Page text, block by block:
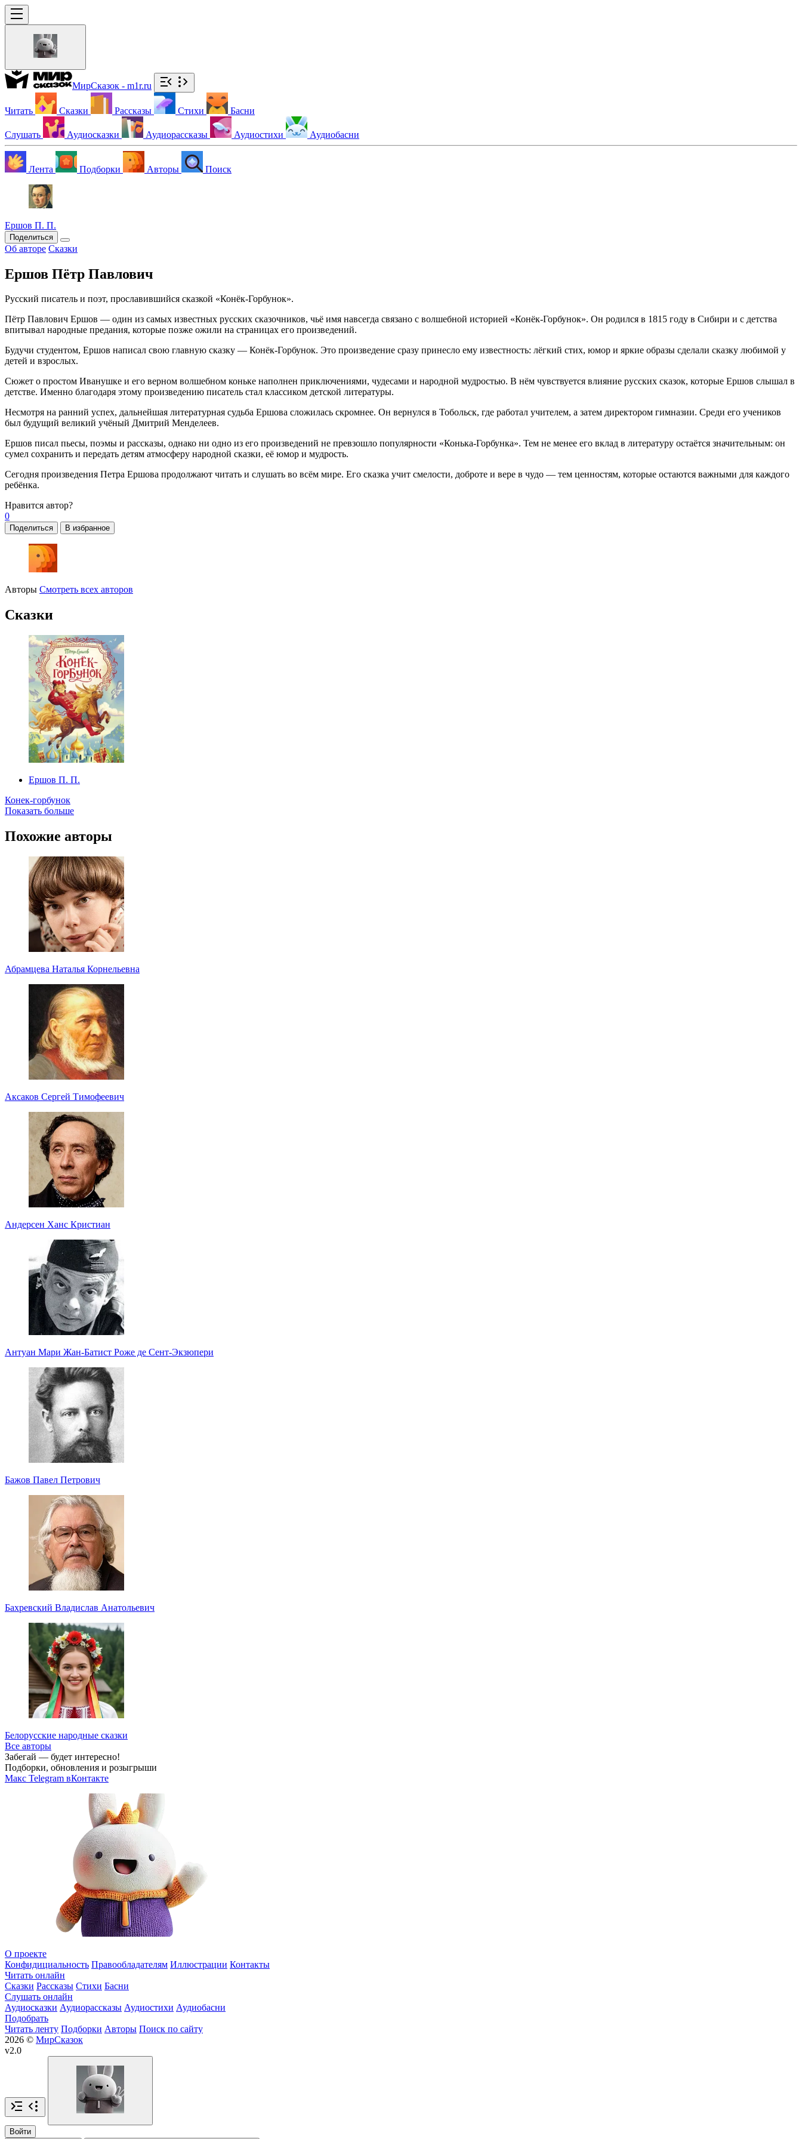
МирСказок - m1r.ru
Читать Сказки Рассказы Стихи Басни
Слушать Аудиосказки Аудиорассказы Аудиостихи Аудиобасни
Лента Подборки Авторы Поиск
Ершов П. П.
Поделиться
Об авторе Сказки
Ершов Пётр Павлович
Русский писатель и поэт, прославившийся сказкой «Конёк-Горбунок».
Пётр Павлович Ершов — один из самых известных русских сказочников, чьё имя навсегда связано с волшебной историей «Конёк-Горбунок». Он родился в 1815 году в Сибири и с детства
впитывал народные предания, которые позже ожили на страницах его произведений.
Будучи студентом, Ершов написал свою главную сказку — Конёк-Горбунок. Это произведение сразу принесло ему известность: лёгкий стих, юмор и яркие образы сделали сказку любимой у
детей и взрослых.
Сюжет о простом Иванушке и его верном волшебном коньке наполнен приключениями, чудесами и народной мудростью. В нём чувствуется влияние русских сказок, которые Ершов слышал в
детстве. Именно благодаря этому произведению писатель стал классиком детской литературы.
Несмотря на ранний успех, дальнейшая литературная судьба Ершова сложилась скромнее. Он вернулся в Тобольск, где работал учителем, а затем директором гимназии. Среди его учеников
был будущий великий учёный Дмитрий Менделеев.
Ершов писал пьесы, поэмы и рассказы, однако ни одно из его произведений не превзошло популярности «Конька-Горбунка». Тем не менее его вклад в литературу остаётся значительным: он
сумел сохранить и передать детям атмосферу народной сказки, её юмор и мудрость.
Сегодня произведения Петра Ершова продолжают читать и слушать во всём мире. Его сказка учит смелости, доброте и вере в чудо — тем ценностям, которые остаются важными для каждого
ребёнка.
Нравится автор?
0
Поделиться В избранное
Авторы Смотреть всех авторов
Сказки
Ершов П. П.
Конек-горбунок
Показать больше
Похожие авторы
Абрамцева Наталья Корнельевна
Аксаков Сергей Тимофеевич
Андерсен Ханс Кристиан
Антуан Мари Жан-Батист Роже де Сент-Экзюпери
Бажов Павел Петрович
Бахревский Владислав Анатольевич
Белорусские народные сказки
Все авторы
Забегай — будет интересно!
Подборки, обновления и розыгрыши
Макс Telegram вКонтакте
О проекте
Конфидициальность Правообладателям Иллюстрации Контакты
Читать онлайн
Сказки Рассказы Стихи Басни
Слушать онлайн
Аудиосказки Аудиорассказы Аудиостихи Аудиобасни
Подобрать
Читать ленту Подборки Авторы Поиск по сайту
2026 © МирСказок
v2.0
Войти